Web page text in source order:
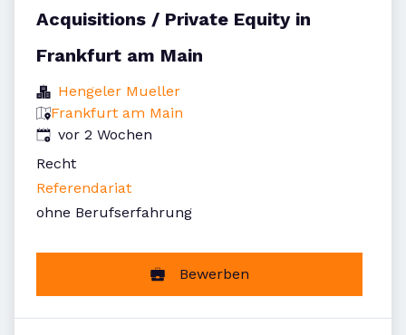
Acquisitions / Private Equity in
Frankfurt am Main
Hengeler Mueller
Frankfurt am Main
Veröffentlicht:
vor 2 Wochen
Recht
Referendariat
ohne Berufserfahrung
Bewerben